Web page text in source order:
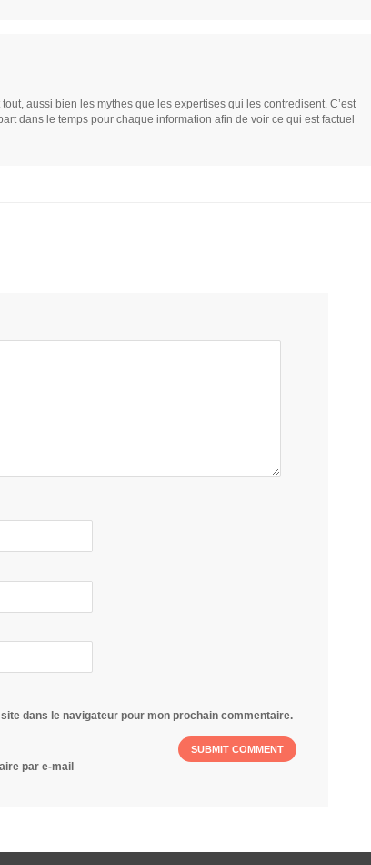
aussi bien les mythes que les expertises qui les contredisent. C’est
dans le temps pour chaque information afin de voir ce qui est factuel
dans le navigateur pour mon prochain commentaire.
par e-mail